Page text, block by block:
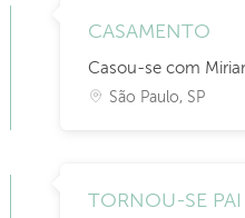
CASAMENTO
Casou-se com
São Paulo, SP
TORNOU-SE PAI